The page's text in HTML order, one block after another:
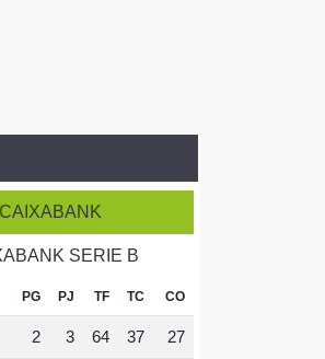
SERIE B
PG PJ TF TC CO
2 3 64 37 27